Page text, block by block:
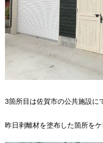
3箇所目は佐賀市の公共施設に
昨日剥離材を塗布した箇所をケ